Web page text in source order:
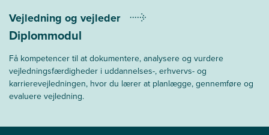
Vejledning og vejleder
Diplommodul
Få kompetencer til at dokumentere, analysere og vurdere
vejledningsfærdigheder i uddannelses-, erhvervs- og
karrierevejledningen, hvor du lærer at planlægge, gennemføre og
evaluere vejledning.